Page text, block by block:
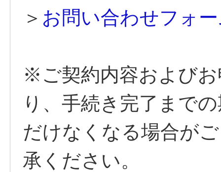
＞ お問い合わせフォ
※ご契約内容および
り、手続き完了まで
だけなくなる場合が
承ください。